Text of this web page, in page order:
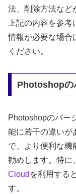
法、削除方法など
上記の内容を参考
情報が必要な場合
ください。
Photoshopの
Photoshopのバー
能に若干の違いが
で、より便利な機
勧めします。特に
Cloud を利用する
す。